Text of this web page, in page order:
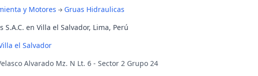
y Motores
Gruas Hidraulicas
en Villa el Salvador, Lima, Perú
el Salvador
Alvarado Mz. N Lt. 6 - Sector 2 Grupo 24